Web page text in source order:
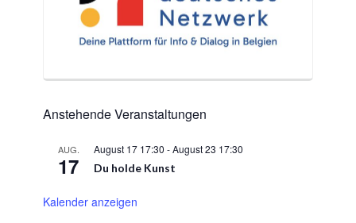
Anstehende Veranstaltungen
AUG.
17
August 17 17:30 -August 23 17:30
Du holde Kunst
Kalender anzeigen